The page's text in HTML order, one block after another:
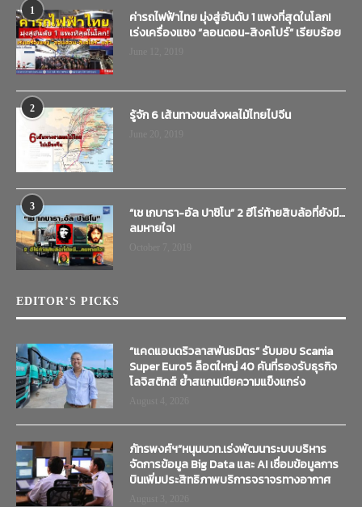
1
ค่ารถไฟฟ้าไทย มุ่งสู่อันดับ 1 แพงที่สุดในโลก!
เร่งเครื่องแซง “ลอนดอน-สิงคโปร์” เรียบร้อย
2 รู้จัก 6 เส้นทางขนส่งผลไม้ไทยไปจีน
3
“เช เกบารา-อัล ปาชิโน” 2 ฮีโร่ท้ายสิบล้อที่ยังมี…
ลมหายใจ!
EDITOR’S PICKS
“แคดแอนดริวลาสพันธมิตร” รับมอบ Scania
Super Euro5 ล็อตใหญ่ 40 คันที่รองรับธุรกิจ
โลจิสติกส์ ย้ำสแกนเนียความแข็งแกร่ง
ภัทรพงศ์ฯ”หนุนบวท.เร่งพัฒนาระบบบริหาร
จัดการข้อมูล Big Data และ AI เชื่อมข้อมูลการ
บินเพิ่มประสิทธิภาพบริการจราจรทางอากาศ